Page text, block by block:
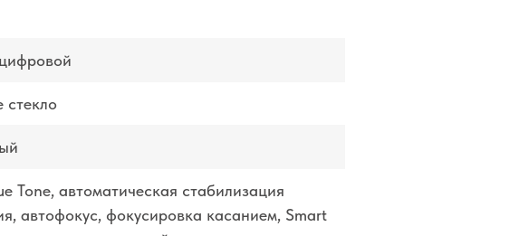
стекло
Tone, автоматическая стабилизация
автофокус, фокусировка касанием, Smart